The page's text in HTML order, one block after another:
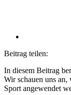
Beitrag teilen:
In diesem Beitrag
Wir schauen uns
Sport angewendet